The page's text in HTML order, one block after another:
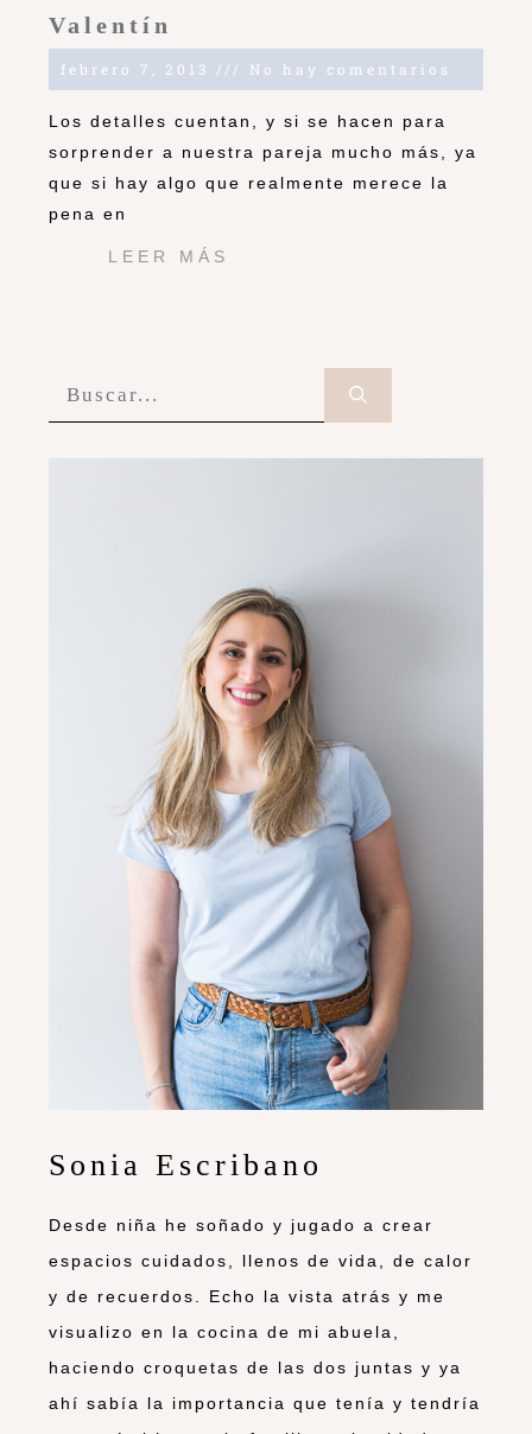
Valentín
febrero 7, 2013 No hay comentarios
Los detalles cuentan, y si se hacen para
sorprender a nuestra pareja mucho más, ya
que si hay algo que realmente merece la
pena en
LEER MÁS
Sonia Escribano
Desde niña he soñado y jugado a crear
espacios cuidados, llenos de vida, de calor
y de recuerdos. Echo la vista atrás y me
visualizo en la cocina de mi abuela,
haciendo croquetas de las dos juntas y ya
ahí sabía la importancia que tenía y tendría